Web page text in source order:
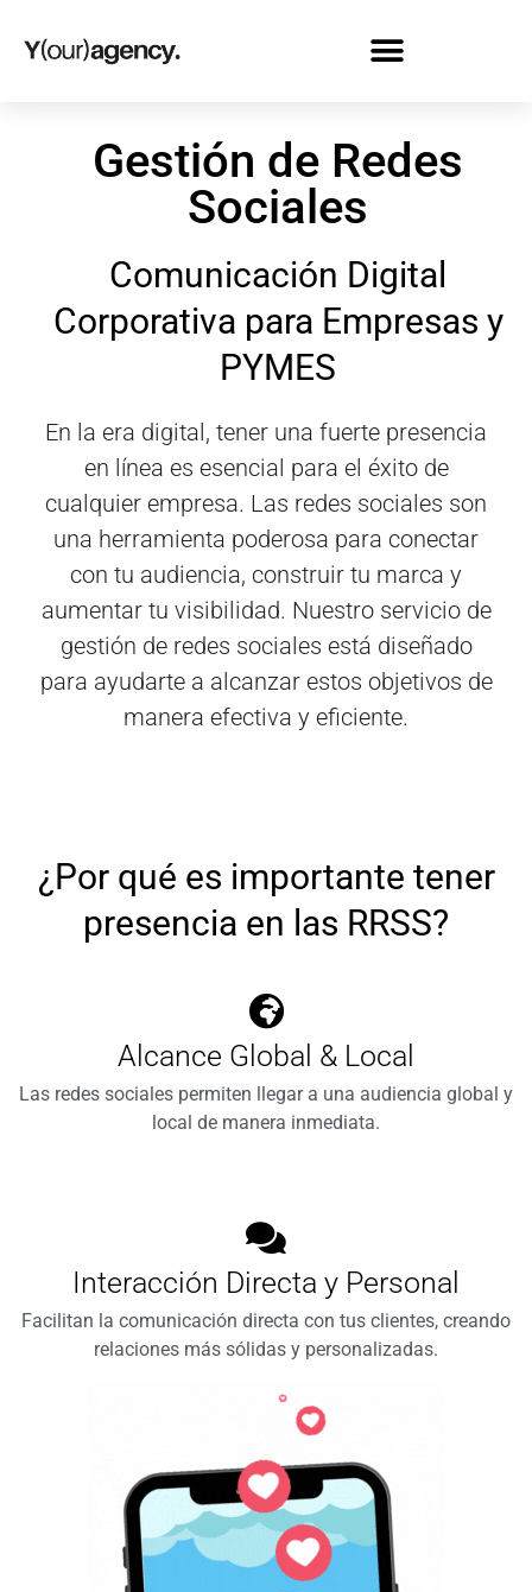
Gestión de Redes
Sociales
Comunicación Digital
Corporativa para Empresas y
PYMES
En la era digital, tener una fuerte presencia
en línea es esencial para el éxito de
cualquier empresa. Las redes sociales son
una herramienta poderosa para conectar
con tu audiencia, construir tu marca y
aumentar tu visibilidad. Nuestro servicio de
gestión de redes sociales está diseñado
para ayudarte a alcanzar estos objetivos de
manera efectiva y eficiente.
¿Por qué es importante tener
presencia en las RRSS?
Alcance Global & Local
Las redes sociales permiten llegar a una audiencia global y
local de manera inmediata.
Interacción Directa y Personal
Facilitan la comunicación directa con tus clientes, creando
relaciones más sólidas y personalizadas.